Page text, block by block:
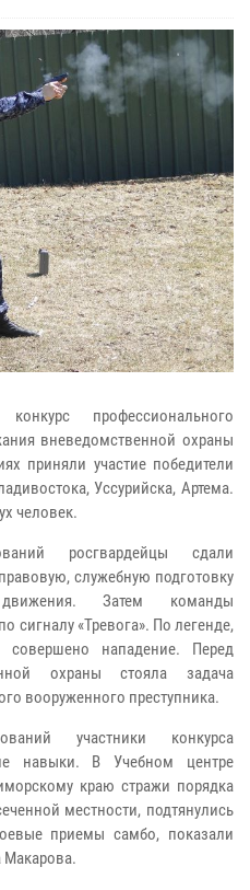
профессионального
вневедомственной охраны
приняли участие победители
Уссурийска, Артема.
человек.
росгвардейцы сдали
служебную подготовку
Затем команды
сигналу «Тревога». По легенде,
нападение. Перед
охраны стояла задача
вооруженного преступника.
участники конкурса
навыки. В Учебном центре
краю стражи порядка
местности, подтянулись
приемы самбо, показали
Макарова.